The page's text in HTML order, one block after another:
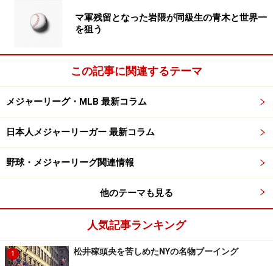
マ軍残留となった岩隈が同級生の青木と世界一
を狙う
この記事に関連するテーマ
メジャーリーグ・MLB 最新コラム
日本人メジャーリーガー 最新コラム
野球・メジャーリーグ関連情報
他のテーマも見る
人気記事ランキング
1 松井稼頭央を苦しめたNYの名物ブーイング